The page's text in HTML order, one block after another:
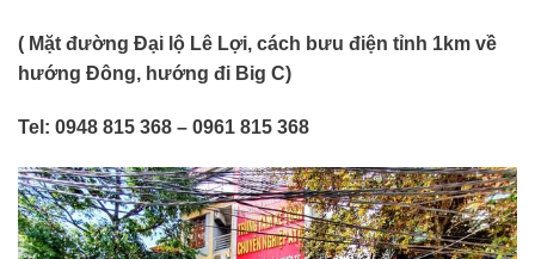
( Mặt đường Đại lộ Lê Lợi, cách bưu điện tỉnh 1km về
hướng Đông, hướng đi Big C)
Tel: 0948 815 368 – 0961 815 368